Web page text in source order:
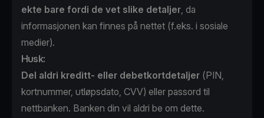
ekte bare fordi de vet slike detaljer, da
informasjonen kan finnes på nettet (f.eks. i sosiale
medier).
Husk:
Del aldri kreditt- eller debetkortdetaljer (PIN,
kortnummer, utløpsdato, CVV) eller passord til
nettbanken. Banken din vil aldri be om dette.